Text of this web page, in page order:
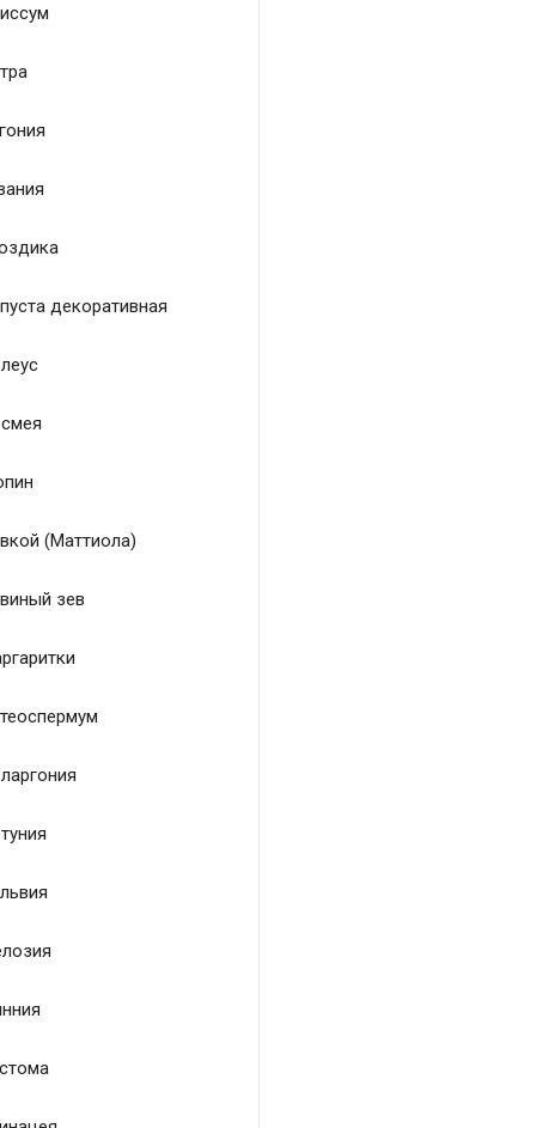
декоративная
(Маттиола)
зев